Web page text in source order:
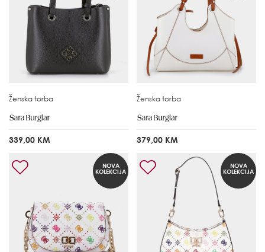
Ženska torba
339,00 KM
Ženska torba
379,00 KM
NOVA
KOLEKCIJA
NOVA
KOLEKCIJA